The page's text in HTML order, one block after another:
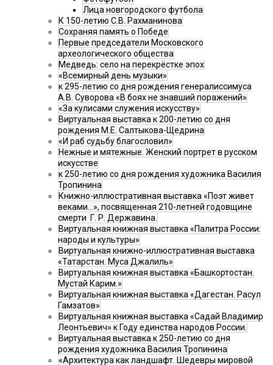
Лица новгородского футбола
К 150-летию С.В. Рахманинова
Сохраняя память о Победе
Первые председатели Московского
археологического общества
Медведь: село на перекрёстке эпох
«Всемирный день музыки»
к 295-летию со дня рождения генералиссимуса
А.В. Суворова «В боях не знавший поражений»
«За кулисами служения искусству»
Виртуальная выставка к 200-летию со дня
рождения М.Е. Салтыкова-Щедрина
«И раб судьбу благословил»
Нежные и мятежные. Женский портрет в русском
искусстве
к 250-летию со дня рождения художника Василия
Тропинина
Книжно-иллюстративная выставка «Поэт живет
веками…», посвященная 210-летней годовщине
смерти Г. Р. Державина.
Виртуальная книжная выставка «Палитра России:
народы и культуры»
Виртуальная книжно-иллюстративная выставка
«Татарстан. Муса Джалиль»
Виртуальная книжная выставка «Башкортостан.
Мустай Карим.»
Виртуальная книжная выставка «Дагестан. Расул
Гамзатов»
Виртуальная книжная выставка «Садай Владимир
Леонтьевич» к Году единства народов России.
Виртуальная выставка к 250-летию со дня
рождения художника Василия Тропинина
«Архитектура как ландшафт. Шедевры мировой